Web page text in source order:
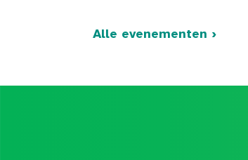
Alle evenementen ›